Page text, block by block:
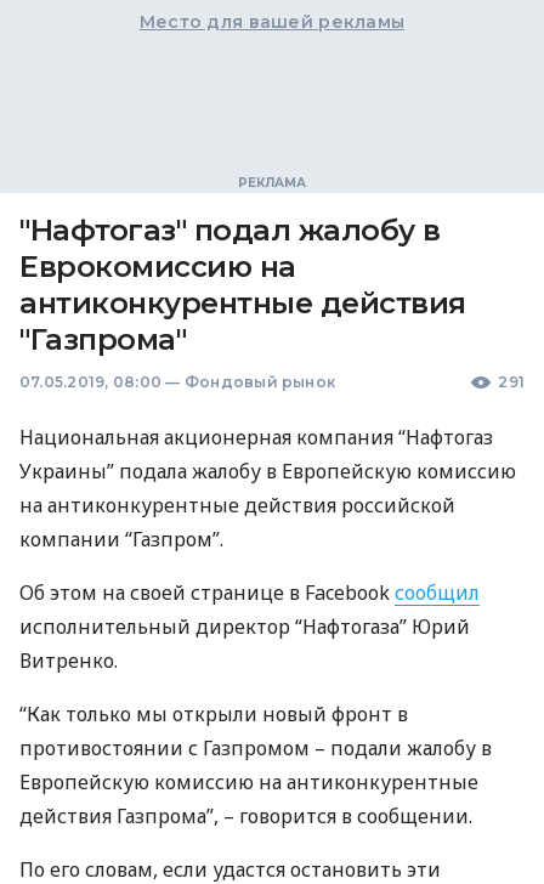
Место для вашей рекламы
"Нафтогаз" подал жалобу в
Еврокомиссию на
антиконкурентные действия
"Газпрома"
07.05.2019, 08:00 — Фондовый рынок 291
Национальная акционерная компания “Нафтогаз
Украины” подала жалобу в Европейскую комиссию
на антиконкурентные действия российской
компании “Газпром”.
Об этом на своей странице в Facebookсообщил
исполнительный директор “Нафтогаза” Юрий
Витренко.
“Как только мы открыли новый фронт в
противостоянии с Газпромом – подали жалобу в
Европейскую комиссию на антиконкурентные
действия Газпрома”, – говорится в сообщении.
По его словам, если удастся остановить эти